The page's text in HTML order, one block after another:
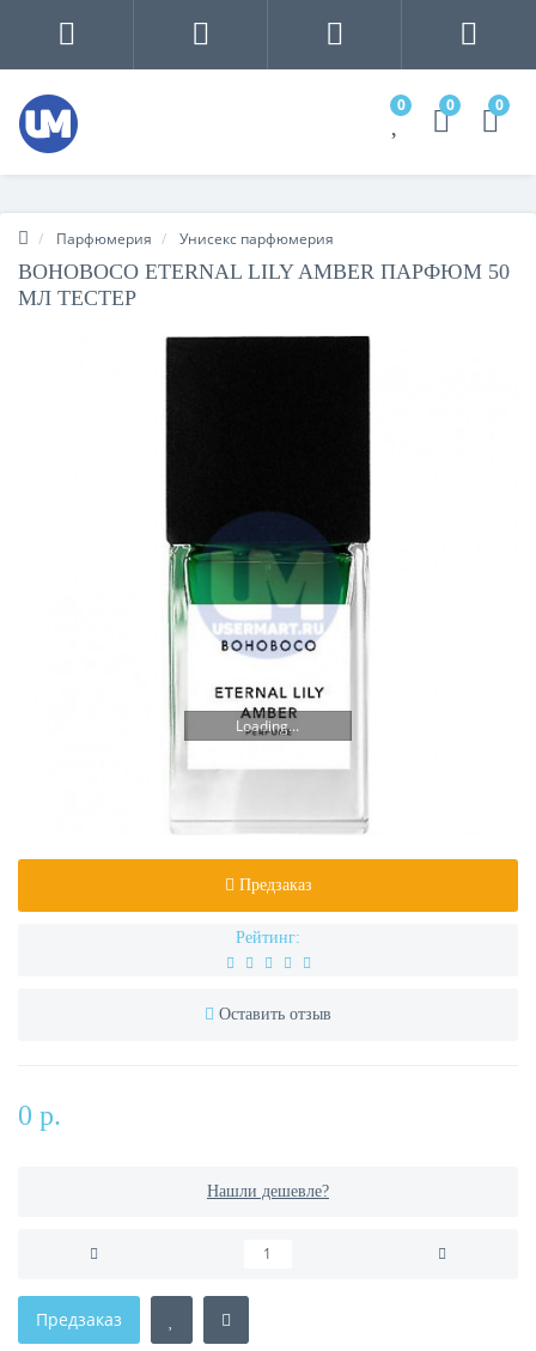
0 0 0
Парфюмерия Унисекс парфюмерия
BOHOBOCO ETERNAL LILY AMBER ПАРФЮМ 50
МЛ ТЕСТЕР
Loading...
Предзаказ
Рейтинг:
Оставить отзыв
0 р.
Нашли дешевле?
Предзаказ